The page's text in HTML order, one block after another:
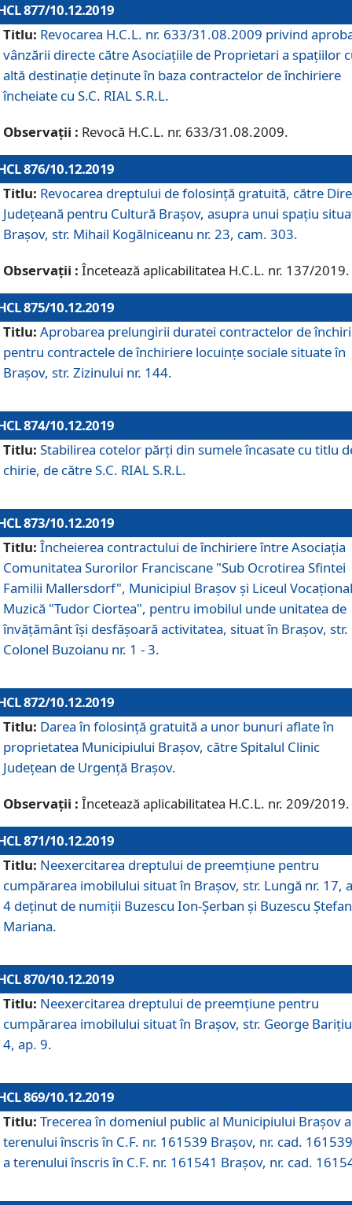
877/10.12.2019
Titlu: Revocarea H.C.L. nr. 633/31.08.2009 privind
vânzării directe către Asociațiile de Proprietari a spațiilor
altă destinație deținute în baza contractelor de închiriere
încheiate cu S.C. RIAL S.R.L.
Observații : Revocă H.C.L. nr. 633/31.08.2009.
876/10.12.2019
Titlu: Revocarea dreptului de folosinţă gratuită, către
Judeţeană pentru Cultură Braşov, asupra unui spaţiu
Braşov, str. Mihail Kogălniceanu nr. 23, cam. 303.
Observații : Încetează aplicabilitatea H.C.L. nr. 137/2019.
875/10.12.2019
Titlu: Aprobarea prelungirii duratei contractelor de
pentru contractele de închiriere locuinţe sociale situate în
Braşov, str. Zizinului nr. 144.
874/10.12.2019
Titlu: Stabilirea cotelor părți din sumele încasate cu titlu
chirie, de către S.C. RIAL S.R.L.
873/10.12.2019
Titlu: Încheierea contractului de închiriere între Asociația
Comunitatea Surorilor Franciscane "Sub Ocrotirea Sfintei
Familii Mallersdorf", Municipiul Braşov şi Liceul
Muzică "Tudor Ciortea", pentru imobilul unde unitatea de
învățământ îşi desfăşoară activitatea, situat în Braşov, str.
Colonel Buzoianu nr. 1 - 3.
872/10.12.2019
Titlu: Darea în folosinţă gratuită a unor bunuri aflate în
proprietatea Municipiului Braşov, către Spitalul Clinic
Judeţean de Urgenţă Braşov.
Observații : Încetează aplicabilitatea H.C.L. nr. 209/2019.
871/10.12.2019
Titlu: Neexercitarea dreptului de preemţiune pentru
cumpărarea imobilului situat în Braşov, str. Lungă nr. 17,
4 deţinut de numiţii Buzescu Ion-Şerban și Buzescu
Mariana.
870/10.12.2019
Titlu: Neexercitarea dreptului de preemţiune pentru
cumpărarea imobilului situat în Braşov, str. George
4, ap. 9.
869/10.12.2019
Titlu: Trecerea în domeniul public al Municipiului Braşov a
terenului înscris în C.F. nr. 161539 Brașov, nr. cad.
a terenului înscris în C.F. nr. 161541 Brașov, nr. cad.